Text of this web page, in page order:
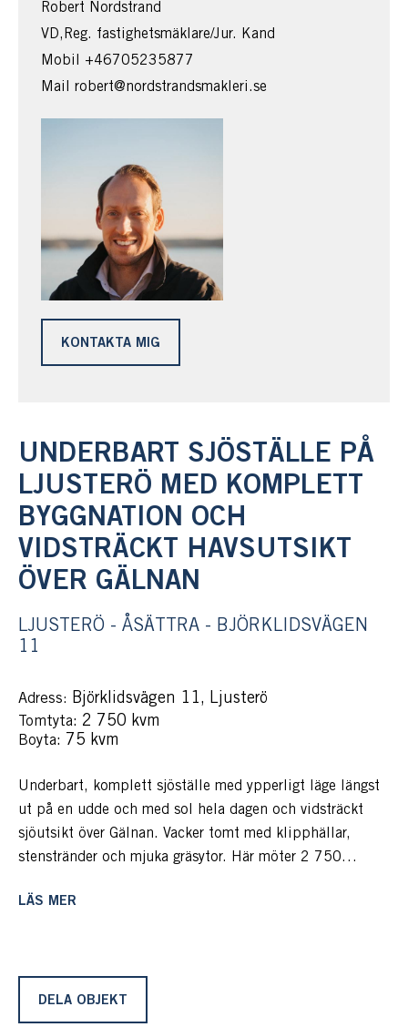
UNDERBART SJÖSTÄLLE PÅ
LJUSTERÖ MED KOMPLETT
BYGGNATION OCH
VIDSTRÄCKT HAVSUTSIKT
ÖVER GÄLNAN
LJUSTERÖ - ÅSÄTTRA - BJÖRKLIDSVÄGEN
11
Adress: Björklidsvägen 11, Ljusterö
Tomtyta: 2 750 kvm
Boyta: 75 kvm
Underbart, komplett sjöställe med ypperligt läge längst
ut på en udde och med sol hela dagen och vidsträckt
sjöutsikt över Gälnan. Vacker tomt med klipphällar,
stenstränder och mjuka gräsytor. Här möter 2 750
även med ett eget vattenområde som tillsammans skapar
sol- bad- och båtliv och vidare finns klipphällar och
stenstrand. Strax ovanför stranden finns en sjöstuga från
2021 och i bakkant på tomten finns huvudbyggnaden,
LÄS MER
DELA OBJEKT
KONTAKTA MIG
Robert Nordstrand
VD,Reg. fastighetsmäklare/Jur. Kand
Mobil +46705235877
Mail robert@nordstrandsmakleri.se